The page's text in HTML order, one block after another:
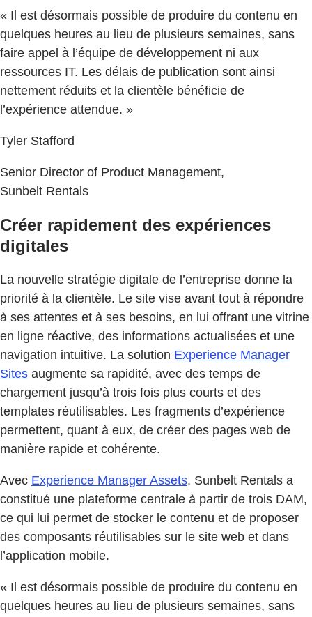
« Il est désormais possible de produire du contenu en
quelques heures au lieu de plusieurs semaines, sans
faire appel à l’équipe de développement ni aux
ressources IT. Les délais de publication sont ainsi
nettement réduits et la clientèle bénéficie de
l’expérience attendue. »
Tyler Stafford
Senior Director of Product Management,
Sunbelt Rentals
Créer rapidement des expériences
digitales
La nouvelle stratégie digitale de l’entreprise donne la
priorité à la clientèle. Le site vise avant tout à répondre
à ses attentes et à ses besoins, en lui offrant une vitrine
en ligne réactive, des informations actualisées et une
navigation intuitive. La solution Experience Manager
Sites augmente sa rapidité, avec des temps de
chargement jusqu’à trois fois plus courts et des
templates réutilisables. Les fragments d’expérience
permettent, quant à eux, de créer des pages web de
manière rapide et cohérente.
Avec Experience Manager Assets, Sunbelt Rentals a
constitué une plateforme centrale à partir de trois DAM,
ce qui lui permet de stocker le contenu et de proposer
des composants réutilisables sur le site web et dans
l’application mobile.
« Il est désormais possible de produire du contenu en
quelques heures au lieu de plusieurs semaines, sans